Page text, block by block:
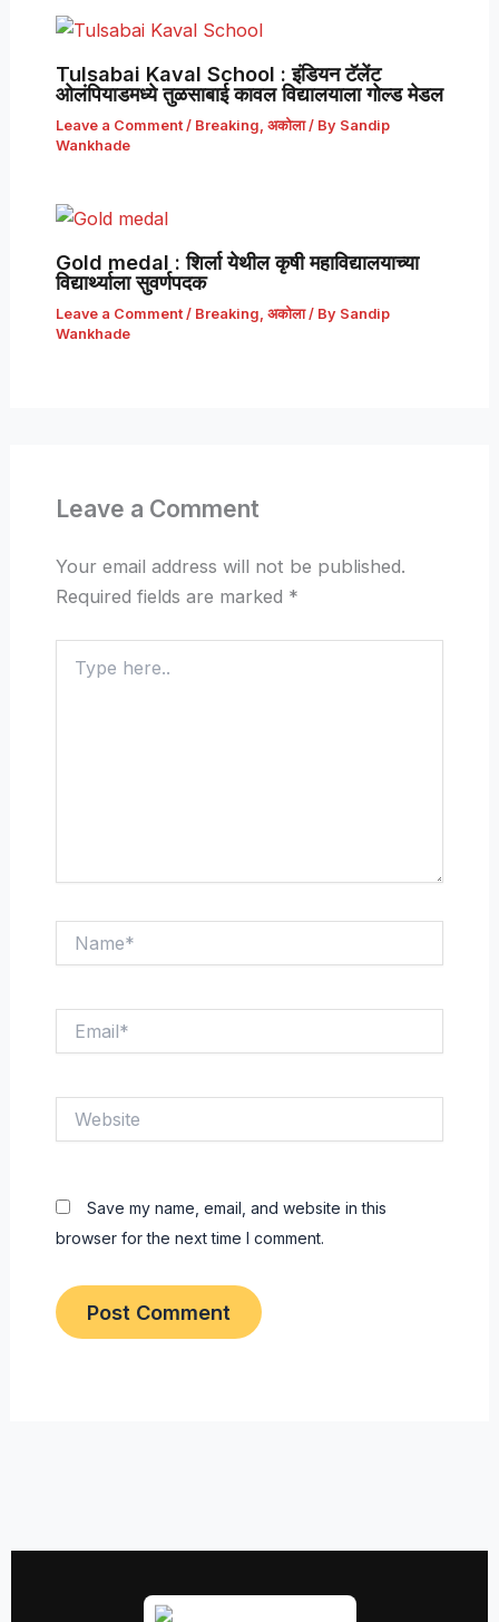
Tulsabai Kaval School : इंडियन टॅलेंट
ओलंपियाडमध्ये तुळसाबाई कावल विद्यालयाला गोल्ड मेडल
Leave a Comment / Breaking, अकोला/ By Sandip
Wankhade
Gold medal : शिर्ला येथील कृषी महाविद्यालयाच्या
विद्यार्थ्याला सुवर्णपदक
Leave a Comment / Breaking अकोला/ By Sandip
Wankhade
Leave a Comment
Your email address will not be published.
Required fields are marked *
here..
Save my name, email, and website in this
browser for the next time I comment.